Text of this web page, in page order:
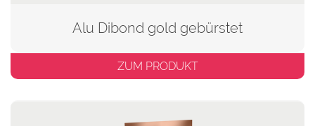
Alu Dibond gold gebürstet
ZUM PRODUKT